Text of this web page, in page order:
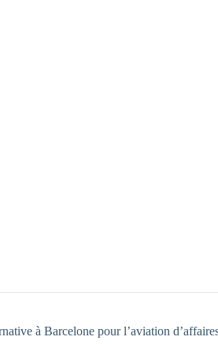
à Barcelone pour l’aviation